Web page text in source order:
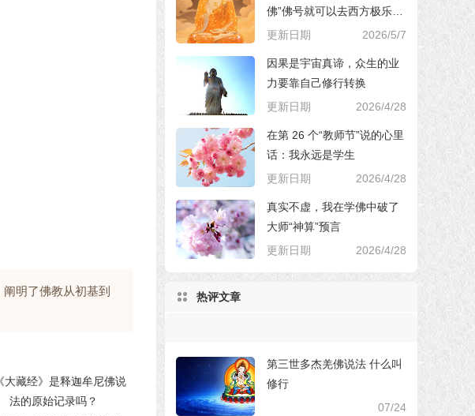
明了佛教从初基到
佛”佛号就可以去西方极乐世
界，对吗？
更新日期 2026/5/7
因果是宇宙真谛，众生的业
力要靠自己修行转换
更新日期
2026/4/28
在第 26 个“教师节”说的心里
话：我永远是学生
更新日期
2026/4/28
真实不虚，我在学佛中破了
大师“神算”预言
更新日期
2026/4/28
热评文章
第三世多杰羌佛说法 什么叫
修行
07/24